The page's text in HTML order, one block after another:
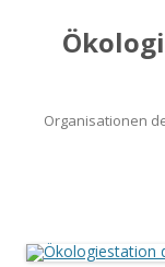
Organisationen